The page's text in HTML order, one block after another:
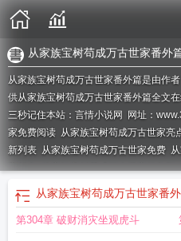
从家族宝树苟成万古世家番外
从家族宝树苟成万古世家番外篇是由作
供从家族宝树苟成万古世家番外篇全文在
三秒记住本站：言情小说网 网址：
家免费阅读 从家族宝树苟成万古世家亮
新列表 从家族宝树苟成万古世家免费
家起点从家族宝树苟成万古世家笔趣阁
树苟成万古世家在线阅读
从家族宝树苟成万古世家番
第304章 破财消灾坐观虎斗